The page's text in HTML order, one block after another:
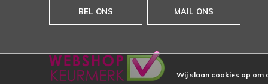
BEL ONS MAIL ONS
Wij slaan cookies op om